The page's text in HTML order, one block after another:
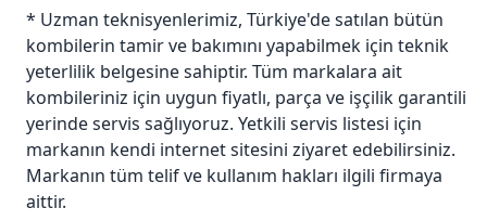
* Uzman teknisyenlerimiz, Türkiye'de satılan bütün
kombilerin tamir ve bakımını yapabilmek için teknik
yeterlilik belgesine sahiptir. Tüm markalara ait
kombileriniz için uygun fiyatlı, parça ve işçilik garantili
yerinde servis sağlıyoruz. Yetkili servis listesi için
markanın kendi internet sitesini ziyaret edebilirsiniz.
Markanın tüm telif ve kullanım hakları ilgili firmaya
aittir.